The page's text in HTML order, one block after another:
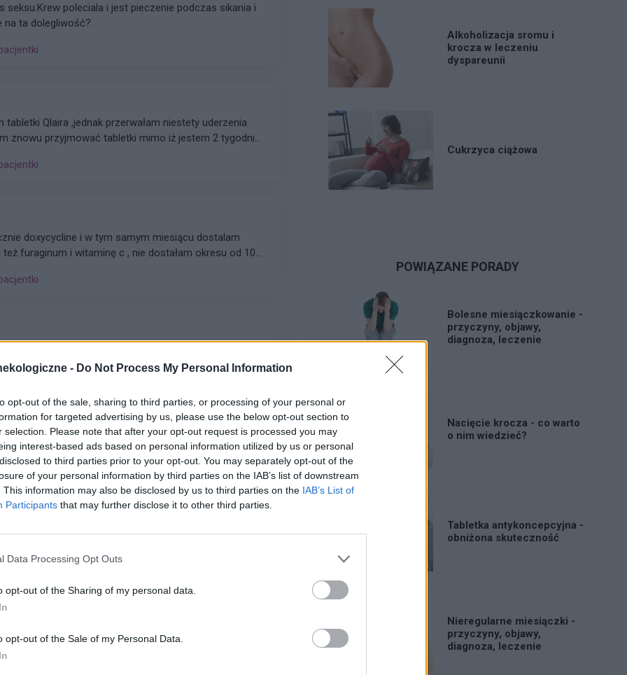
- Do Not Process My Personal Information
opt-out of the sale, sharing to third parties, or processing of your personal or
for targeted advertising by us, please use the below opt-out section to
selection. Please note that after your opt-out request is processed you may
interest-based ads based on personal information utilized by us or personal
to third parties prior to your opt-out. You may separately opt-out of the
of your personal information by third parties on the IAB’s list of downstream
This information may also be disclosed by us to third parties on the IAB’s List of
Participants that may further disclose it to other third parties.
Data Processing Opt Outs
opt-out of the Sharing of my personal data.
opt-out of the Sale of my Personal Data.
poleciala i jest pieczenie podczas sikania i
na ta dolegliwość?.
tabletki mimo iż jestem 2 tygodnie
doxycycline i w tym samym miesiącu dostalam
furaginum i witaminę c , nie dostałam okresu od 10
cieniutkie .moje pytanie czy okres powinien przyjść w
jakaś masc ?
macicy ropień gruczołu bartholina opryszczka
Alkoholizacja sromu i
krocza w leczeniu
dyspareunii
Cukrzyca ciążowa
POWIĄZANE PORADY
Bolesne miesiączkowanie -
przyczyny, objawy,
diagnoza, leczenie
Nacięcie krocza - co warto
o nim wiedzieć?
Tabletka antykoncepcyjna -
obniżona skuteczność
Nieregularne miesiączki -
przyczyny, objawy,
diagnoza, leczenie